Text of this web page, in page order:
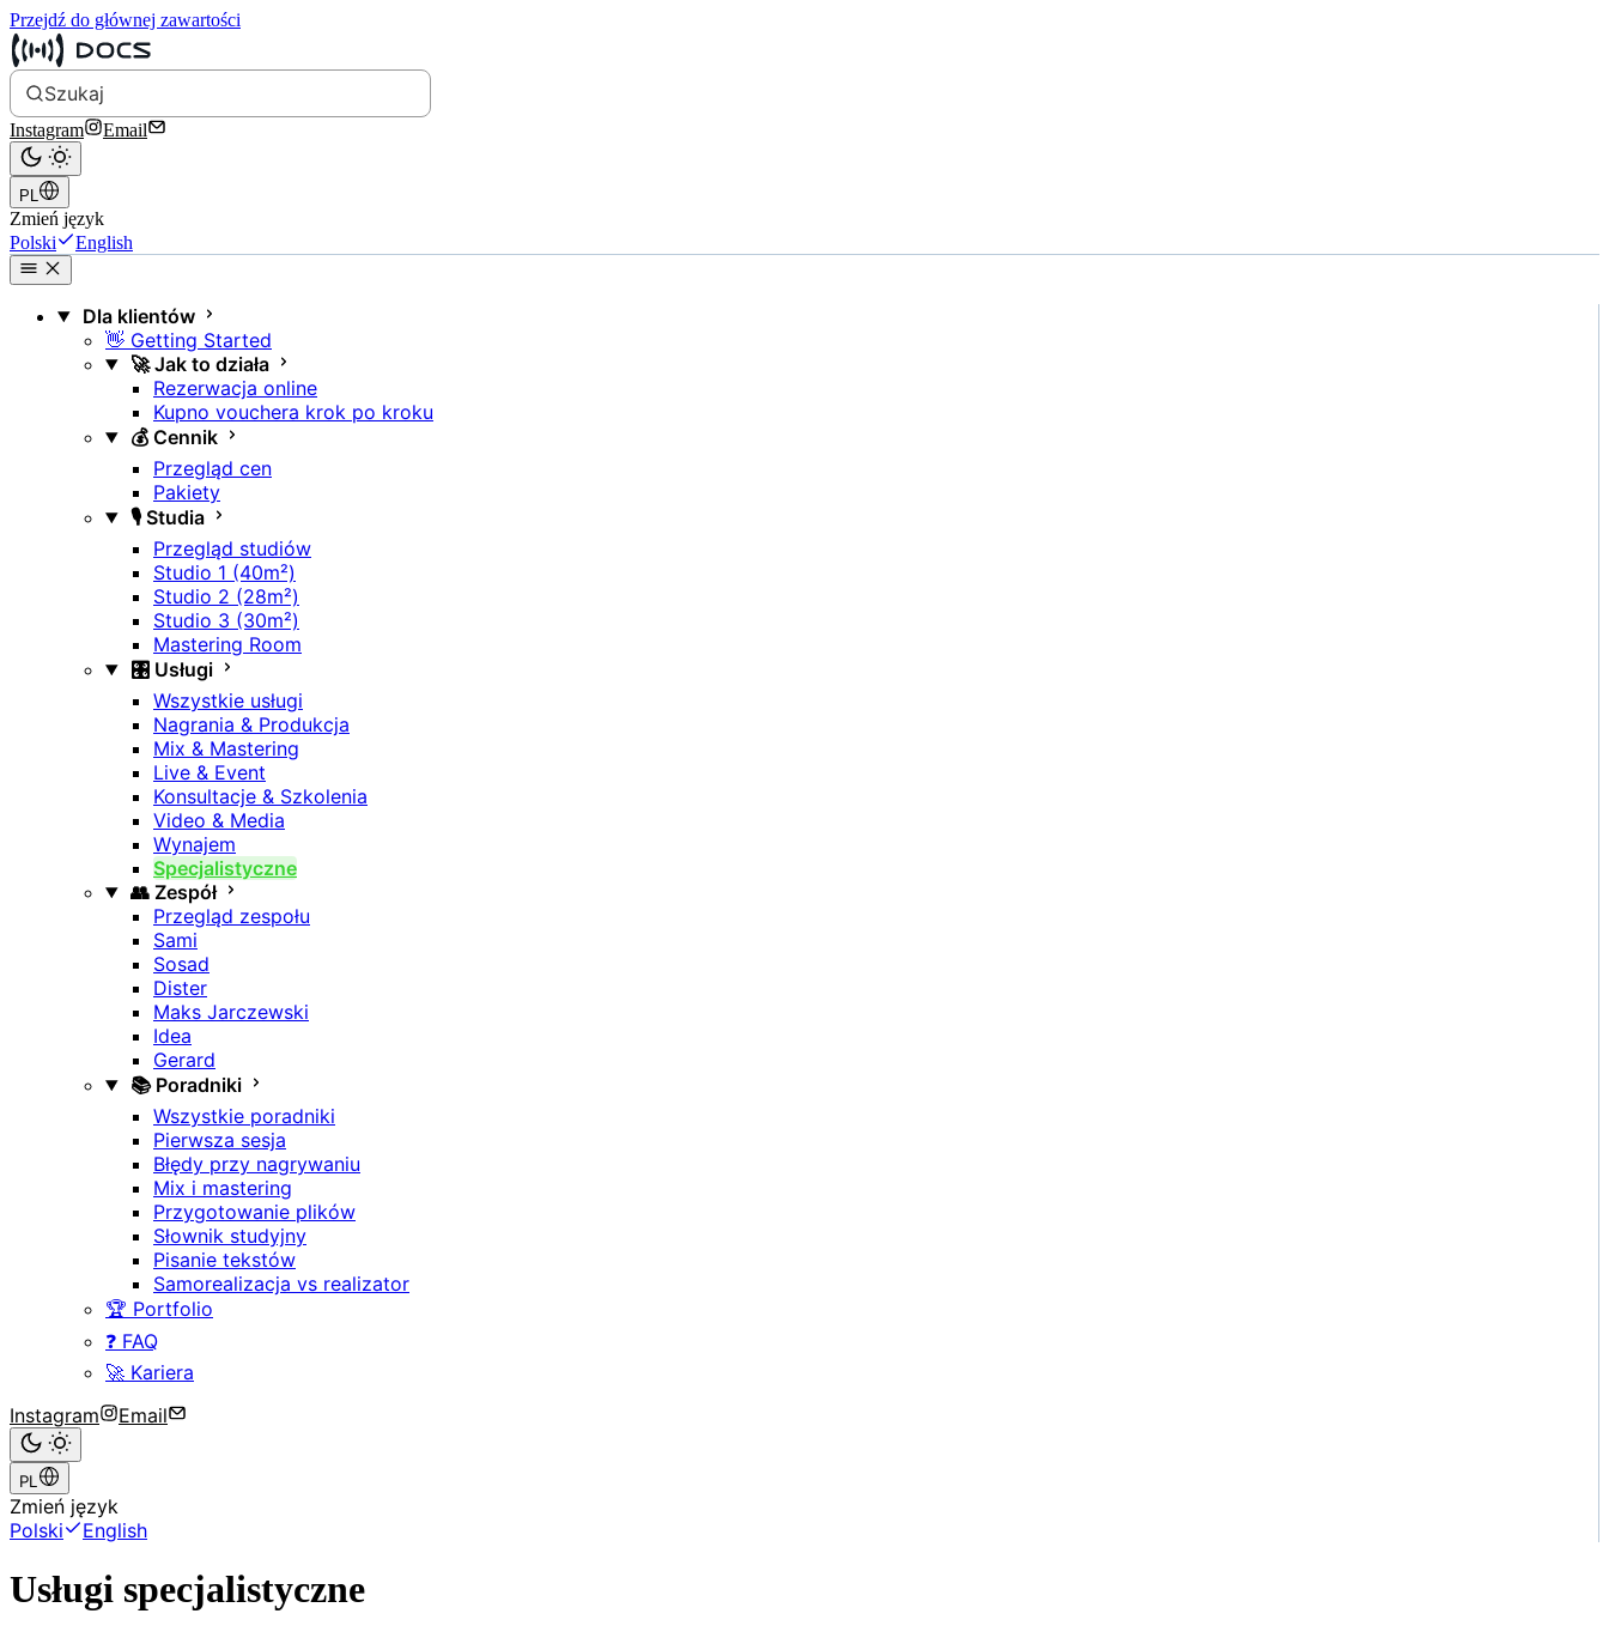
Przejdź do głównej zawartości
Szukaj
Instagram Email
PL
Zmień język
Polski
English
Dla klientów
👋 Getting Started
🚀 Jak to działa
Rezerwacja online
Kupno vouchera krok po kroku
💰 Cennik
Przegląd cen
Pakiety
🎙️ Studia
Przegląd studiów
Studio 1 (40m²)
Studio 2 (28m²)
Studio 3 (30m²)
Mastering Room
🎛️ Usługi
Wszystkie usługi
Nagrania & Produkcja
Mix & Mastering
Live & Event
Konsultacje & Szkolenia
Video & Media
Wynajem
Specjalistyczne
👥 Zespół
Przegląd zespołu
Sami
Sosad
Dister
Maks Jarczewski
Idea
Gerard
📚 Poradniki
Wszystkie poradniki
Pierwsza sesja
Błędy przy nagrywaniu
Mix i mastering
Przygotowanie plików
Słownik studyjny
Pisanie tekstów
Samorealizacja vs realizator
🏆 Portfolio
❓ FAQ
🚀 Kariera
Instagram
Email
PL
Zmień język
Polski
English
Usługi specjalistyczne